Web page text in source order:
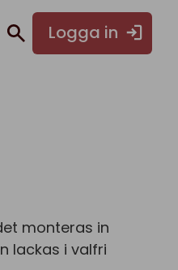
Logga in
monteras in
lackas i valfri